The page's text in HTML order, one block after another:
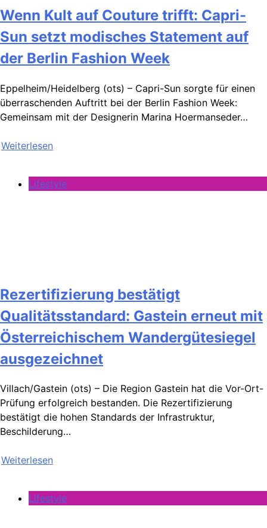
Wenn Kult auf Couture trifft: Capri-
Sun setzt modisches Statement auf
der Berlin Fashion Week
Eppelheim/Heidelberg (ots) – Capri-Sun sorgte für einen
überraschenden Auftritt bei der Berlin Fashion Week:
Gemeinsam mit der Designerin Marina Hoermanseder…
Weiterlesen
Lifestyle
Rezertifizierung bestätigt
Qualitätsstandard: Gastein erneut mit
Österreichischem Wandergütesiegel
ausgezeichnet
Villach/Gastein (ots) – Die Region Gastein hat die Vor-Ort-
Prüfung erfolgreich bestanden. Die Rezertifizierung
bestätigt die hohen Standards der Infrastruktur,
Beschilderung…
Weiterlesen
Lifestyle